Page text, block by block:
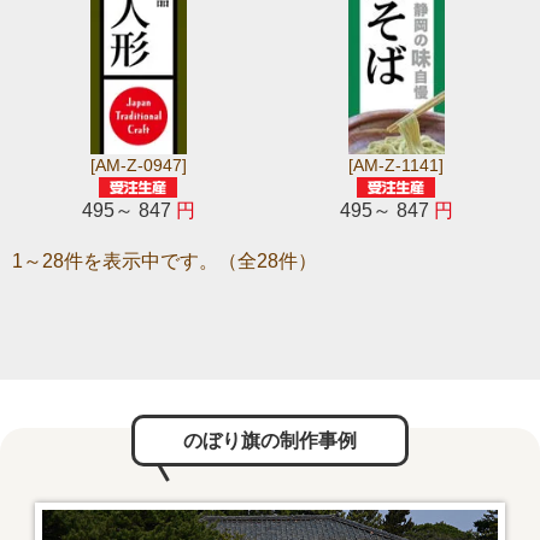
[AM-Z-0947]
495～ 847 円
[AM-Z-1141]
495～ 847 円
1～28件を表示中です。（全28件）
のぼり旗の制作事例